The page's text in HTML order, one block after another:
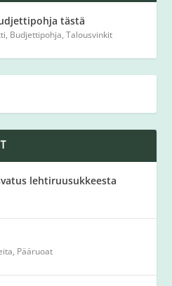
tästä
, Budjettipohja,Talousvinkit
lehtiruusukkeesta
, Pääruoat